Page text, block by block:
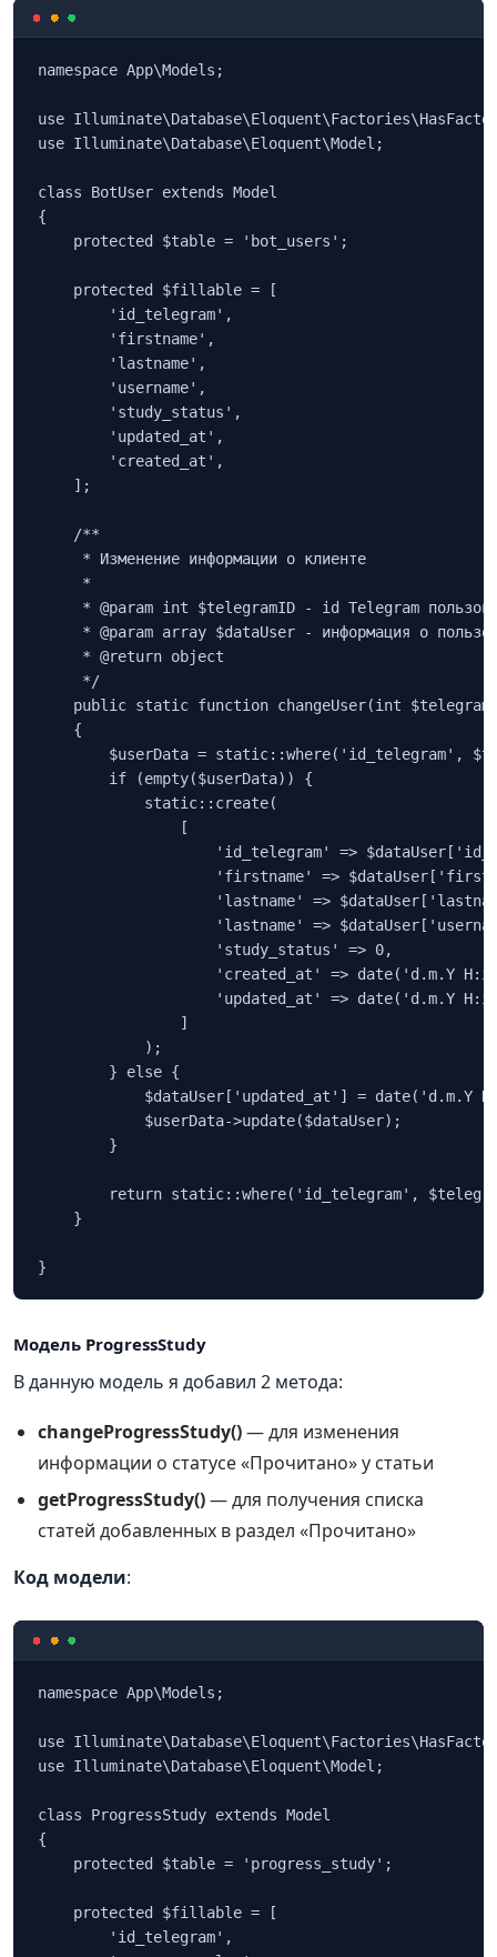
namespace App\Models;
use
use Illuminate\Database\Eloquent\Model;
class BotUser extends Model
{
    protected $table = 'bot_users';
    protected $fillable = [
        'id_telegram',
        'firstname',
        'lastname',
        'username',
        'study_status',
        'updated_at',
        'created_at',
    ];
    /**
     * Изменение информации о клиенте
     *
* @param int $telegramID - id Telegram
* @param array $dataUser - информация о
     * @return object
     */
public static function changeUser(int
    {
$userData = static::where('id_telegram',
        if (empty($userData)) {
            static::create(
                [
'id_telegram' =>
'firstname' =>
'lastname' =>
'lastname' =>
                    'study_status' => 0,
'created_at' => date('d.m.Y
'updated_at' => date('d.m.Y
                ]
            );
        } else {
$dataUser['updated_at'] = date('d.m.Y
            $userData->update($dataUser);
        }
return static::where('id_telegram',
    }
Модель ProgressStudy
В данную модель я добавил 2 метода:
changeProgressStudy()— для изменения
информации о статусе «Прочитано» у статьи
getProgressStudy()— для получения списка
статей добавленных в раздел «Прочитано»
Код модели:
namespace App\Models;
use
use Illuminate\Database\Eloquent\Model;
class ProgressStudy extends Model
{
    protected $table = 'progress_study';
    protected $fillable = [
        'id_telegram',